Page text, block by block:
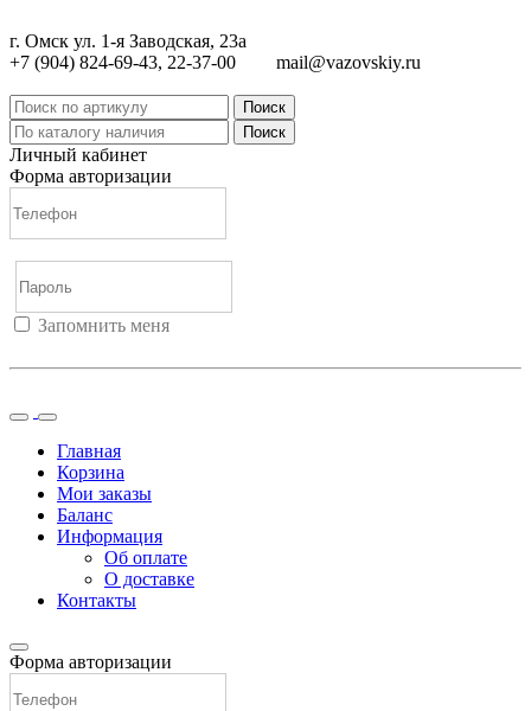
г. Омск ул. 1-я Заводская, 23а
+7 (904) 824-69-43, 22-37-00
mail@vazovskiy.ru
Поиск
Поиск
Личный кабинет
Форма авторизации
Запомнить меня
Главная
Корзина
Мои заказы
Баланс
Информация
Об оплате
О доставке
Контакты
Форма авторизации